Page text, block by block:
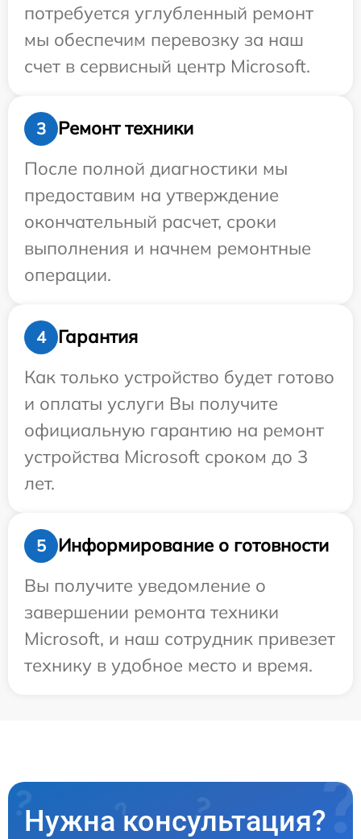
потребуется углубленный ремонт
мы обеспечим перевозку за наш
счет в сервисный центр Microsoft.
3
Ремонт техники
После полной диагностики мы
предоставим на утверждение
окончательный расчет, сроки
выполнения и начнем ремонтные
операции.
4
Гарантия
Как только устройство будет готово
и оплаты услуги Вы получите
официальную гарантию на ремонт
устройства Microsoft сроком до 3
лет.
5
Информирование о готовности
Вы получите уведомление о
завершении ремонта техники
Microsoft, и наш сотрудник привезет
технику в удобное место и время.
Нужна консультация?